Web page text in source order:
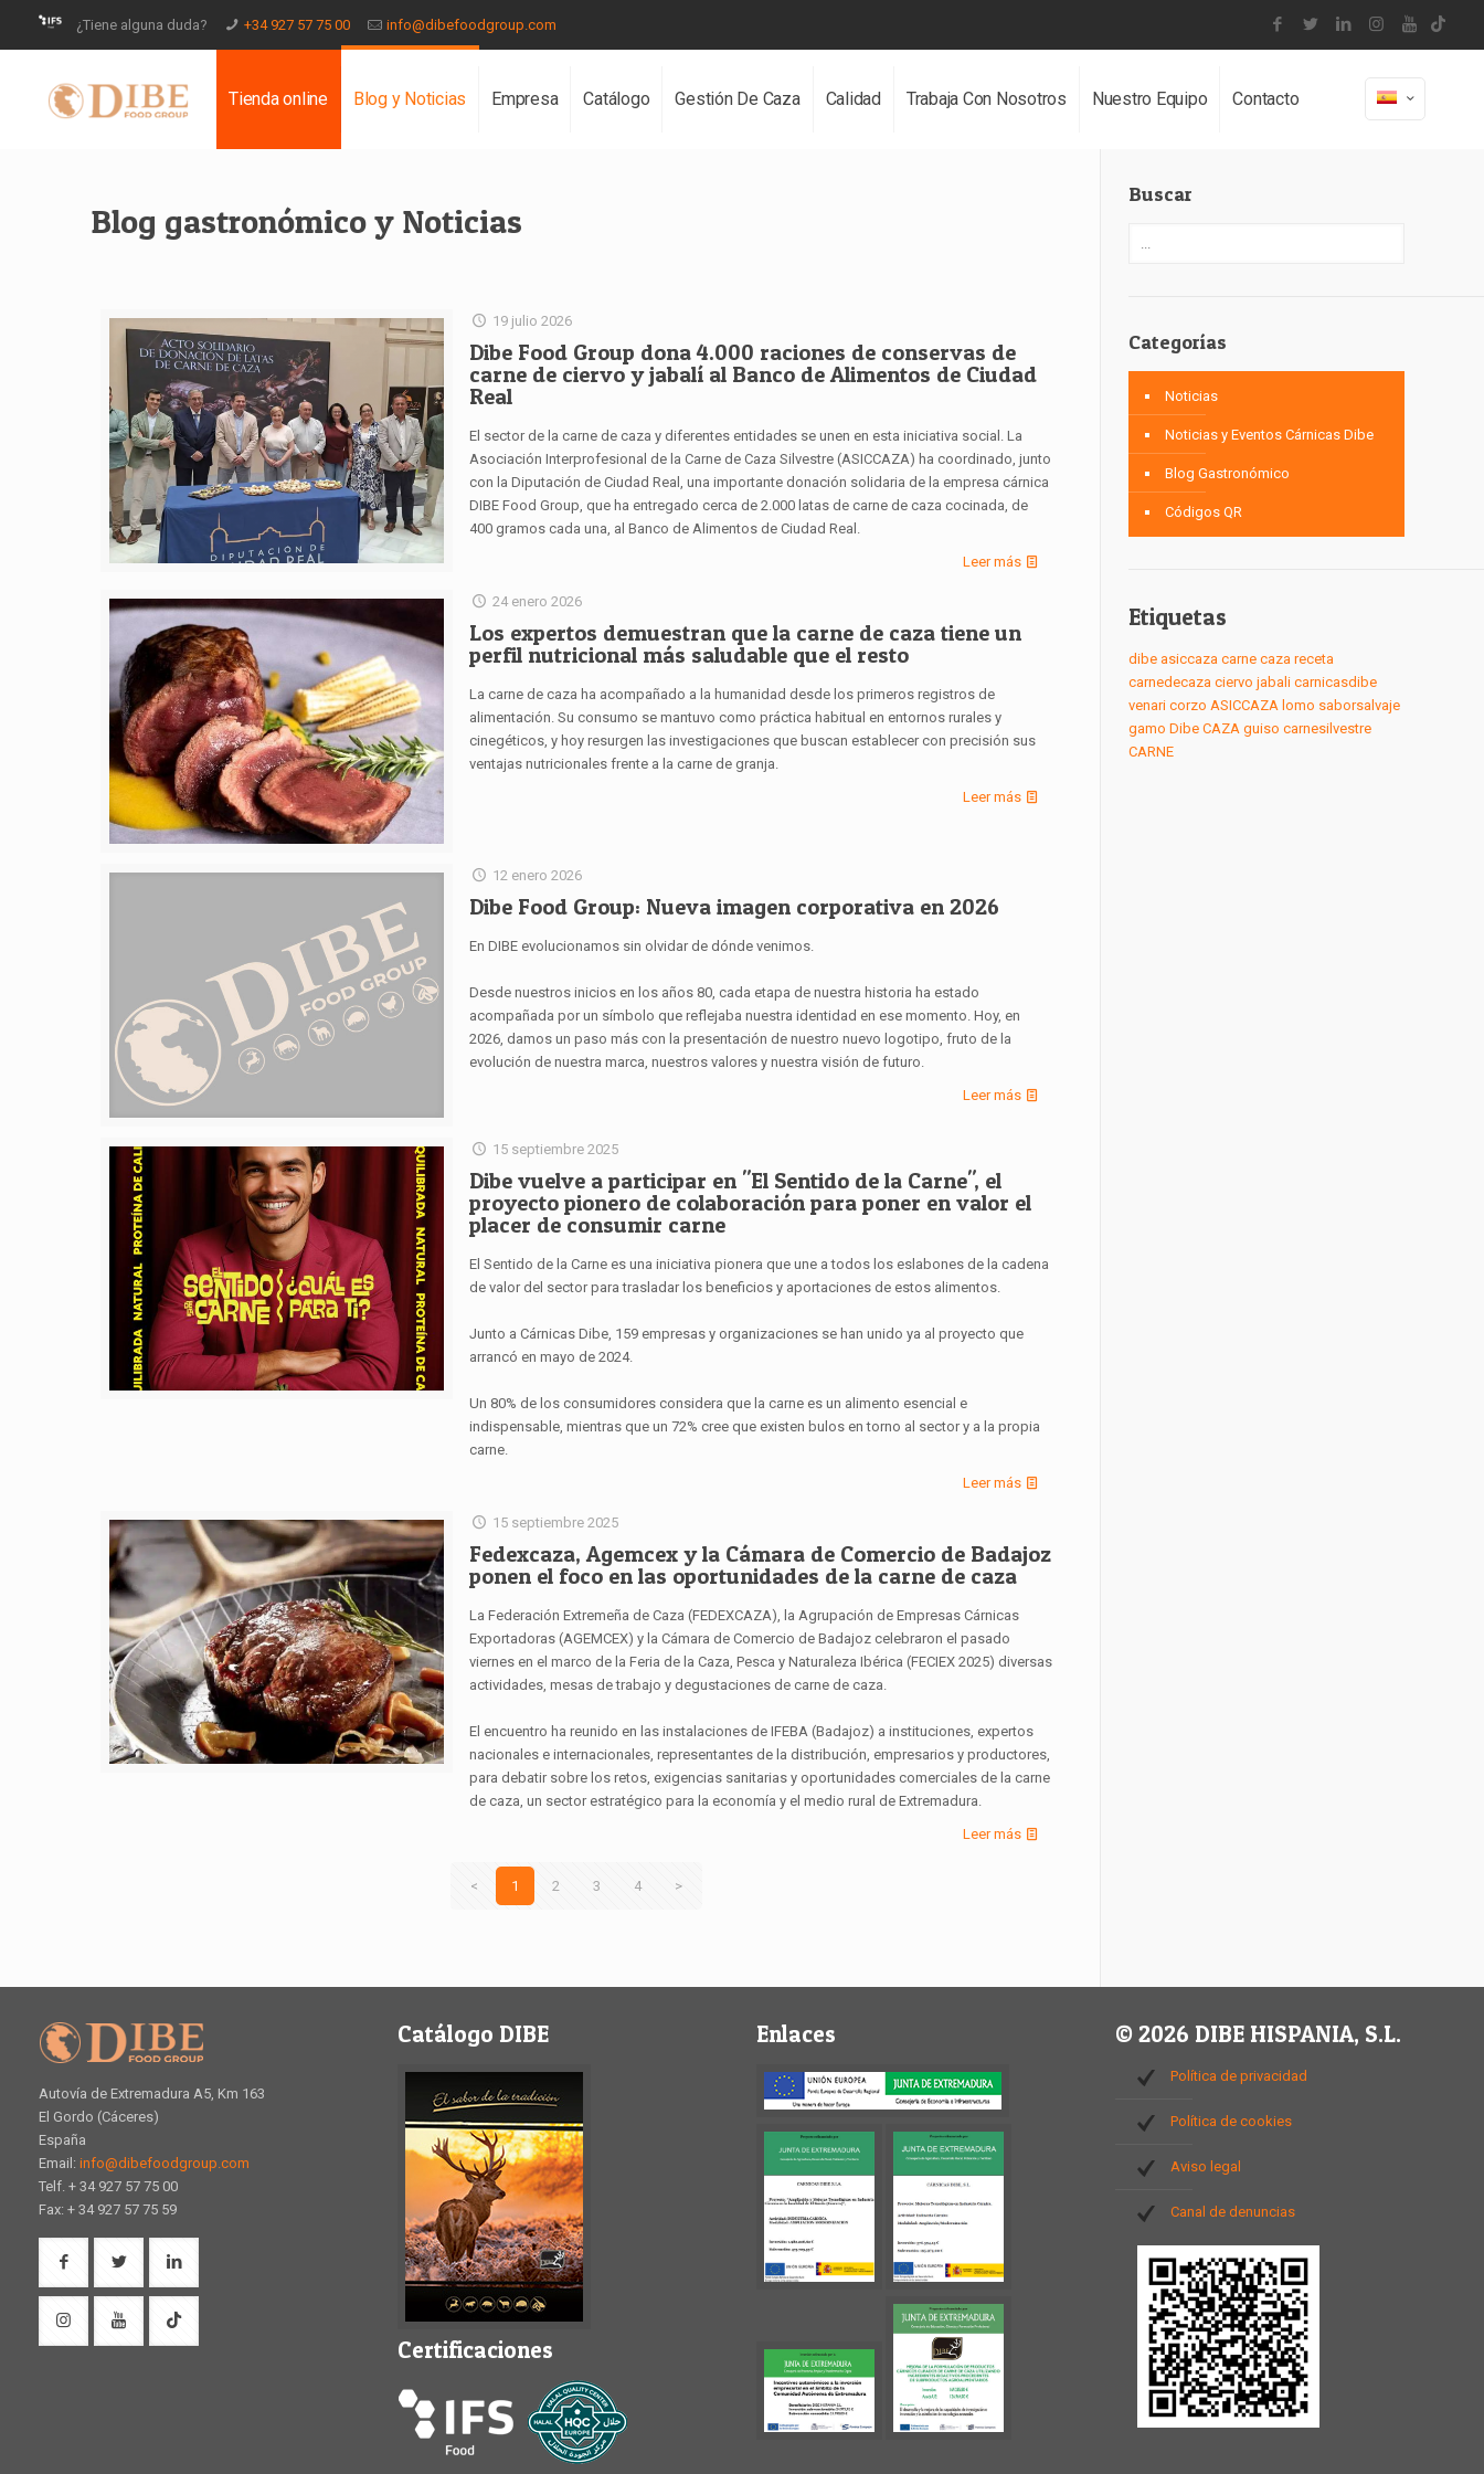
¿Tiene alguna duda? +34 927 57 75 00 info@dibefoodgroup.com
Tienda online Blog y Noticias Empresa Catálogo Gestión De Caza Calidad Trabaja Con Nosotros Nuestro Equipo Contacto
Blog gastronómico y Noticias
19 julio 2026
Dibe Food Group dona 4.000 raciones de conservas de
carne de ciervo y jabalí al Banco de Alimentos de Ciudad
Real
El sector de la carne de caza y diferentes entidades se unen en esta iniciativa social. La
Asociación Interprofesional de la Carne de Caza Silvestre (ASICCAZA) ha coordinado, junto
con la Diputación de Ciudad Real, una importante donación solidaria de la empresa cárnica
DIBE Food Group, que ha entregado cerca de 2.000 latas de carne de caza cocinada, de
400 gramos cada una, al Banco de Alimentos de Ciudad Real.
Leer más
24 enero 2026
Los expertos demuestran que la carne de caza tiene un
perfil nutricional más saludable que el resto
La carne de caza ha acompañado a la humanidad desde los primeros registros de
alimentación. Su consumo se mantuvo como práctica habitual en entornos rurales y
cinegéticos, y hoy resurgen las investigaciones que buscan establecer con precisión sus
ventajas nutricionales frente a la carne de granja.
Leer más
12 enero 2026
Dibe Food Group: Nueva imagen corporativa en 2026
En DIBE evolucionamos sin olvidar de dónde venimos.
Desde nuestros inicios en los años 80, cada etapa de nuestra historia ha estado
acompañada por un símbolo que reflejaba nuestra identidad en ese momento. Hoy, en
2026, damos un paso más con la presentación de nuestro nuevo logotipo, fruto de la
evolución de nuestra marca, nuestros valores y nuestra visión de futuro.
Leer más
15 septiembre 2025
Dibe vuelve a participar en "El Sentido de la Carne", el
proyecto pionero de colaboración para poner en valor el
placer de consumir carne
El Sentido de la Carne es una iniciativa pionera que une a todos los eslabones de la cadena
de valor del sector para trasladar los beneficios y aportaciones de estos alimentos.
Junto a Cárnicas Dibe, 159 empresas y organizaciones se han unido ya al proyecto que
arrancó en mayo de 2024.
Un 80% de los consumidores considera que la carne es un alimento esencial e
indispensable, mientras que un 72% cree que existen bulos en torno al sector y a la propia
carne.
Leer más
15 septiembre 2025
Fedexcaza, Agemcex y la Cámara de Comercio de Badajoz
ponen el foco en las oportunidades de la carne de caza
La Federación Extremeña de Caza (FEDEXCAZA), la Agrupación de Empresas Cárnicas
Exportadoras (AGEMCEX) y la Cámara de Comercio de Badajoz celebraron el pasado
viernes en el marco de la Feria de la Caza, Pesca y Naturaleza Ibérica (FECIEX 2025) diversas
actividades, mesas de trabajo y degustaciones de carne de caza.
El encuentro ha reunido en las instalaciones de IFEBA (Badajoz) a instituciones, expertos
nacionales e internacionales, representantes de la distribución, empresarios y productores,
para debatir sobre los retos, exigencias sanitarias y oportunidades comerciales de la carne
de caza, un sector estratégico para la economía y el medio rural de Extremadura.
Leer más
< 1 2 3 4 >
Buscar
Categorías
Noticias
Noticias y Eventos Cárnicas Dibe
Blog Gastronómico
Códigos QR
Etiquetas
dibe asiccaza carne caza receta
carnedecaza ciervo jabali carnicasdibe
venari corzo ASICCAZA lomo saborsalvaje
gamo Dibe CAZA guiso carnesilvestre
CARNE
Autovía de Extremadura A5, Km 163
El Gordo (Cáceres)
España
Email: info@dibefoodgroup.com
Telf. + 34 927 57 75 00
Fax: + 34 927 57 75 59
Catálogo DIBE
Certificaciones
Enlaces © 2026 DIBE HISPANIA, S.L.
Política de privacidad
Política de cookies
Aviso legal
Canal de denuncias